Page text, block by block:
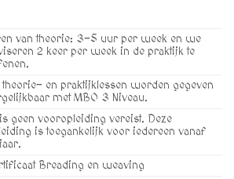
van theorie: 3-5 uur per week en we
2 keer per week in de praktijk te
theorie- en praktijklessen worden gegeven
met MBO 3 Niveau.
geen vooropleiding vereist. Deze
is toegankelijk voor iedereen vanaf
Breading en weaving